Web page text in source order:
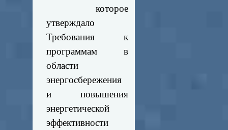
которое
утверждало
Требования к
программам в
области
энергосбережения
и повышения
энергетической
эффективности